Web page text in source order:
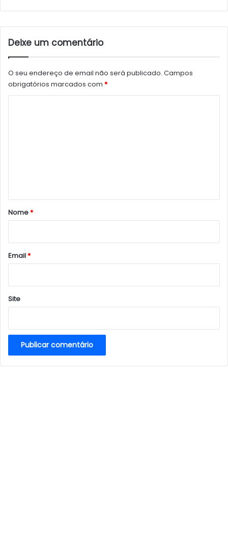
Deixe um comentário
O seu endereço de email não será publicado. Campos
obrigatórios marcados com *
r
*
Nome*
Email*
Site